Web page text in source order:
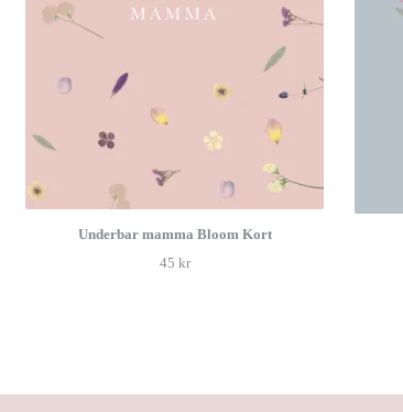
Underbar mamma Bloom Kort
45 kr